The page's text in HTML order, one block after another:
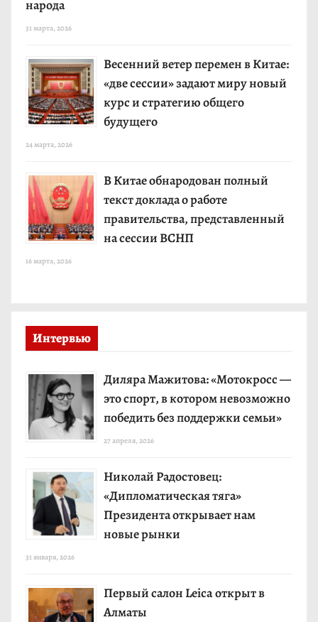
народа
31 марта, 2026
Весенний ветер перемен в Китае:
«две сессии» задают миру новый
курс и стратегию общего
будущего
24 марта, 2026
В Китае обнародован полный
текст доклада о работе
правительства, представленный
на сессии ВСНП
16 марта, 2026
Интервью
Диляра Мажитова: «Мотокросс —
это спорт, в котором невозможно
победить без поддержки семьи»
27 апреля, 2026
Николай Радостовец:
«Дипломатическая тяга»
Президента открывает нам
новые рынки
31 января, 2026
Первый салон Leica открыт в
Алматы